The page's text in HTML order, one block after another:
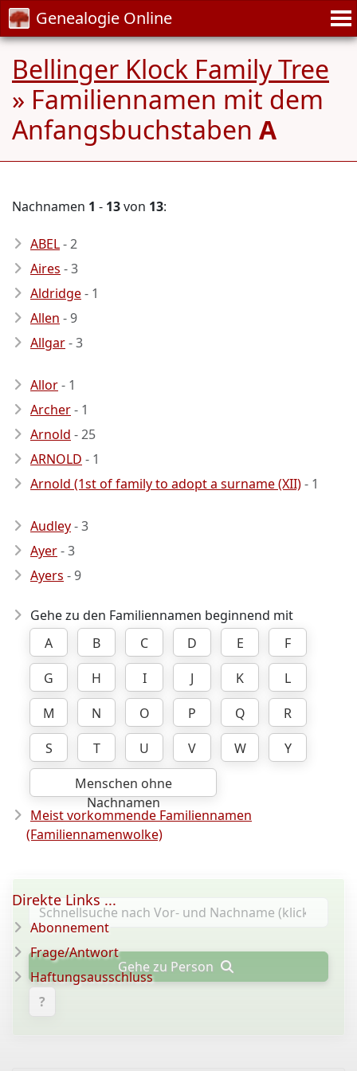
Genealogie Online
Bellinger Klock Family Tree
» Familiennamen mit dem
Anfangsbuchstaben A
Nachnamen 1 - 13von 13:
ABEL- 2
Aires - 3
Aldridge- 1
Allen - 9
Allgar- 3
Allor- 1
Archer- 1
Arnold - 25
ARNOLD - 1
Arnold (1st of family to adopt a surname (XII)- 1
Audley- 3
Ayer- 3
Ayers - 9
Gehe zu den Familiennamen beginnend mit
A
B C D E
F
G
H I J K
L
M
N O P Q
R
S
T U V W
Y
Menschen ohne
Nachnamen
Meist vorkommende Familiennamen
(Familiennamenwolke)
Gehe zu Person
?
Direkte Links ...
Abonnement
Frage/Antwort
Haftungsausschluss